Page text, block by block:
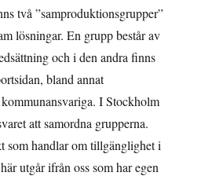
två ”samproduktionsgrupper”
lösningar. En grupp består av
och i den andra finns
bland annat
I Stockholm
att samordna grupperna.
som handlar om tillgänglighet i
utgår ifrån oss som har egen